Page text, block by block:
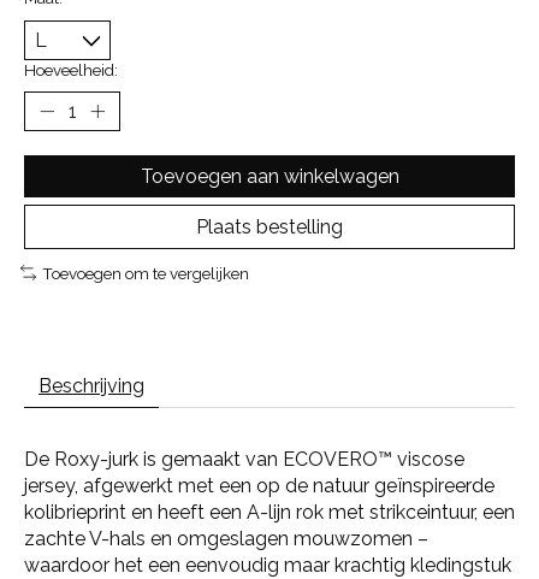
Hoeveelheid:
Toevoegen aan winkelwagen
Plaats bestelling
Toevoegen om te vergelijken
Beschrijving
De Roxy-jurk is gemaakt van ECOVERO™ viscose
jersey, afgewerkt met een op de natuur geïnspireerde
kolibrieprint en heeft een A-lijn rok met strikceintuur, een
zachte V-hals en omgeslagen mouwzomen –
waardoor het een eenvoudig maar krachtig kledingstuk